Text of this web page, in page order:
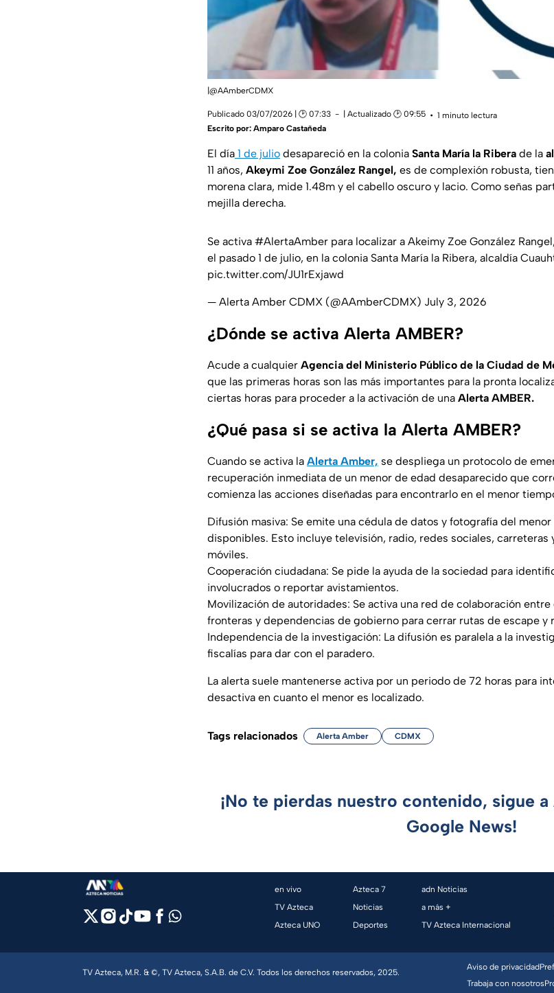
|@AAmberCDMX
Publicado 03/07/2026 | 🕑 07:33 | Actualizado 🕑 09:55
1 minuto lectura
Escrito por: Amparo Castañeda
El día 1 de julio desapareció en la colonia Santa María la Ribera de la
11 años, Akeymi Zoe González Rangel, es de complexión robusta,
morena clara, mide 1.48m y el cabello oscuro y lacio. Como señas
mejilla derecha.
Se activa #AlertaAmber para localizar a Akeimy Zoe González
el pasado 1 de julio, en la colonia Santa María la Ribera, alcaldía
pic.twitter.com/JU1rExjawd
— Alerta Amber CDMX (@AAmberCDMX) July 3, 2026
¿Dónde se activa Alerta AMBER?
Acude a cualquier Agencia del Ministerio Público de la Ciudad de
que las primeras horas son las más importantes para la pronta
ciertas horas para proceder a la activación de una Alerta AMBER.
¿Qué pasa si se activa la Alerta AMBER?
Cuando se activa la Alerta Amber, se despliega un protocolo de
recuperación inmediata de un menor de edad desaparecido que
comienza las acciones diseñadas para encontrarlo en el menor
Difusión masiva: Se emite una cédula de datos y fotografía del
disponibles. Esto incluye televisión, radio, redes sociales, carreteras
móviles.
Cooperación ciudadana: Se pide la ayuda de la sociedad para
involucrados o reportar avistamientos.
Movilización de autoridades: Se activa una red de colaboración
fronteras y dependencias de gobierno para cerrar rutas de escape y
Independencia de la investigación: La difusión es paralela a la
fiscalías para dar con el paradero.
La alerta suele mantenerse activa por un periodo de 72 horas para
desactiva en cuanto el menor es localizado.
Tags relacionados Alerta Amber CDMX
¡No te pierdas nuestro contenido, sigue
Google News!
en vivo
TV Azteca
Azteca UNO
Azteca 7
Noticias
Deportes
adn Noticias
a más +
TV Azteca Internacional
TV Azteca, M.R. & ©, TV Azteca, S.A.B. de C.V. Todos los derechos reservados, 2025.
Aviso de privacidad
Trabaja con nosotros